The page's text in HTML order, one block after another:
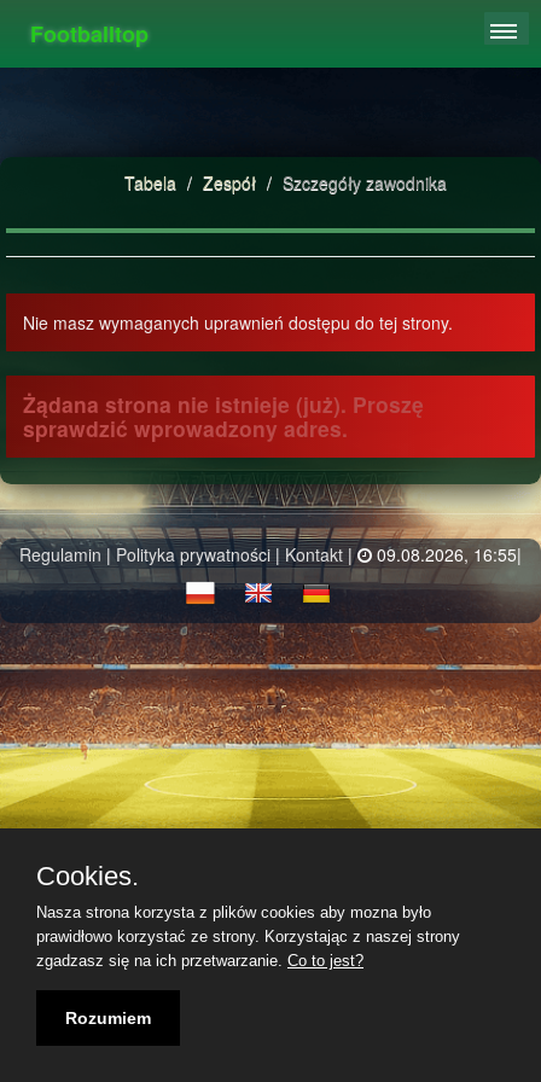
Footballtop
STATYSTYKI
Tabela / Zespół / Szczegóły zawodnika
Nie masz wymaganych uprawnień dostępu do tej strony.
Żądana strona nie istnieje (już). Proszę
sprawdzić wprowadzony adres.
Regulamin | Polityka prywatności | Kontakt | 09.08.2026, 16:55|
Cookies.
Nasza strona korzysta z plików cookies aby mozna było
prawidłowo korzystać ze strony. Korzystając z naszej strony
zgadzasz się na ich przetwarzanie. Co to jest?
Rozumiem